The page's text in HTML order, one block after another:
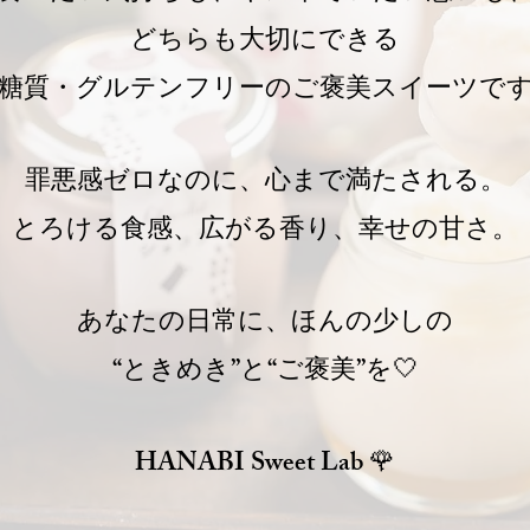
どちらも大切にできる
質・グルテンフリーのご褒美スイーツで
罪悪感ゼロなのに、心まで満たされる。
とろける食感、広がる香り、幸せの甘さ。
あなたの日常に、ほんの少しの
“ときめき”と“ご褒美”を🤍
HANABI Sweet Lab 🌹